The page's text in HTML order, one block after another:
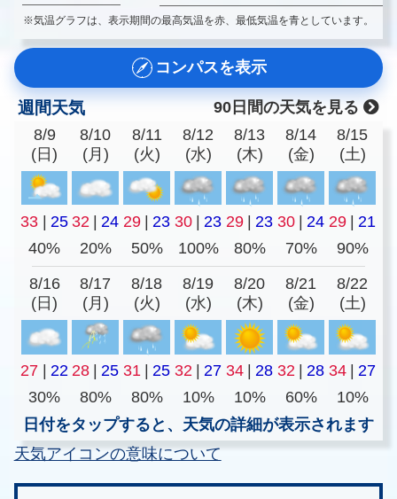
※気温グラフは、表示期間の最高気温を赤、最低気温を青としています。
コンパスを表示
週間天気
90日間の天気を見る
8/9
(日)
8/10
(月)
8/11
(火)
8/12
(水)
8/13
(木)
8/14
(金)
8/15
(土)
33 25 32 24 29 23 30 23 29 23 30 24 29
21
40%
20% 50% 100% 80% 70% 90%
8/16
(日)
8/17
(月)
8/18
(火)
8/19
(水)
8/20
(木)
8/21
(金)
8/22
(土)
27 22 28 25 31 25 32 27 34 28 32 28 34
27
30%
80% 80% 10% 10% 60%
10%
日付をタップすると、天気の詳細が表示されます
天気アイコンの意味について